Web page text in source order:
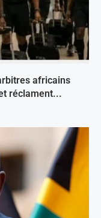
africains
réclament...